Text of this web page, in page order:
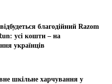
благодійний Razom
усі кошти – на
українців
шкільне харчування у